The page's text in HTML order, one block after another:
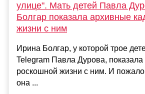
улице". Мать детей Павла
Болгар показала архивные
жизни с ним
Ирина Болгар, у которой трое
Telegram Павла Дурова,
роскошной жизни с ним. И
она ...